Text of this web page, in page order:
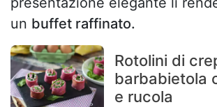
un buffet raffinato.
Rotolini di
barbabietola
e rucola